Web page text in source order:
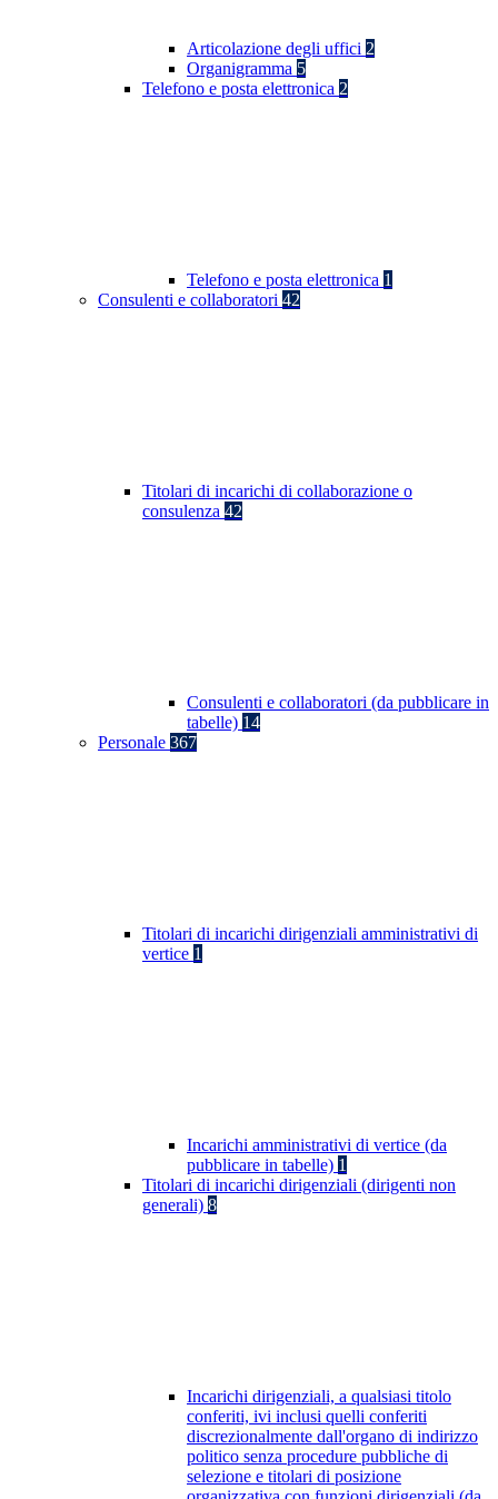
Articolazione degli uffici 2
Organigramma 5
Telefono e posta elettronica 2
Telefono e posta elettronica 1
Consulenti e collaboratori 42
Titolari di incarichi di collaborazione o
consulenza 42
Consulenti e collaboratori (da pubblicare in
tabelle) 14
Personale 367
Titolari di incarichi dirigenziali amministrativi di
vertice 1
Incarichi amministrativi di vertice (da
pubblicare in tabelle) 1
Titolari di incarichi dirigenziali (dirigenti non
generali) 8
Incarichi dirigenziali, a qualsiasi titolo
conferiti, ivi inclusi quelli conferiti
discrezionalmente dall'organo di indirizzo
politico senza procedure pubbliche di
selezione e titolari di posizione